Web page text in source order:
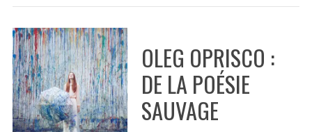
OLEG OPRISCO :
DE LA POÉSIE
SAUVAGE
S
e
a
r
c